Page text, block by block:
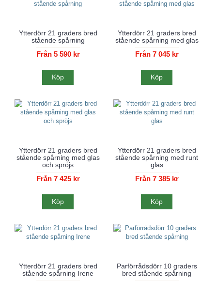
Ytterdörr 21 graders bred
stående spårning
Från 5 590 kr
Köp
Ytterdörr 21 graders bred
stående spårning med glas
Från 7 045 kr
Köp
Ytterdörr 21 graders bred
stående spårning med glas
och spröjs
Från 7 425 kr
Köp
Ytterdörr 21 graders bred
stående spårning med runt
glas
Från 7 385 kr
Köp
Ytterdörr 21 graders bred
stående spårning Irene
Parförrådsdörr 10 graders
bred stående spårning